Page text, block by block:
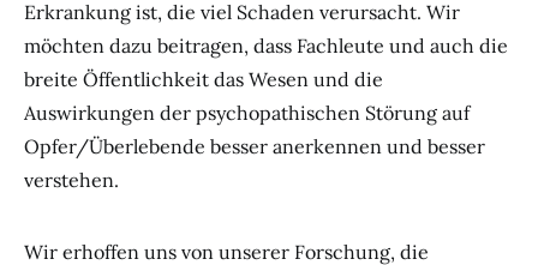
Erkrankung ist, die viel Schaden verursacht. Wir
möchten dazu beitragen, dass Fachleute und auch die
breite Öffentlichkeit das Wesen und die
Auswirkungen der psychopathischen Störung auf
Opfer/Überlebende besser anerkennen und besser
verstehen.
Wir erhoffen uns von unserer Forschung, die